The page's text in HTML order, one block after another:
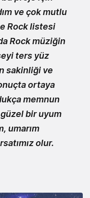
ve çok mutlu
Rock listesi
Rock müziğin
ters yüz
sakinliği ve
ortaya
memnun
bir uyum
umarım
olur.